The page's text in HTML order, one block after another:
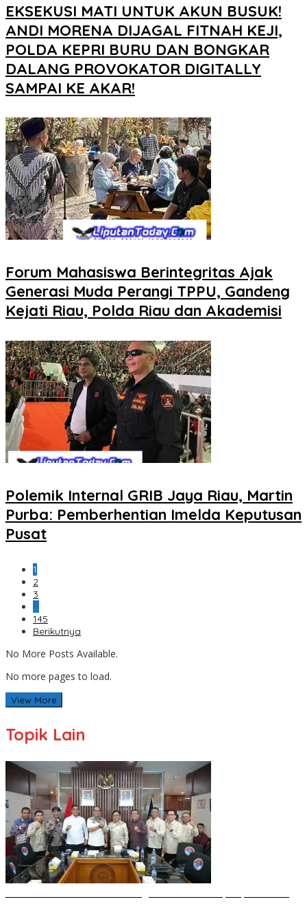
EKSEKUSI MATI UNTUK AKUN BUSUK!
ANDI MORENA DIJAGAL FITNAH KEJI,
POLDA KEPRI BURU DAN BONGKAR
DALANG PROVOKATOR DIGITALLY
SAMPAI KE AKAR!
Forum Mahasiswa Berintegritas Ajak
Generasi Muda Perangi TPPU, Gandeng
Kejati Riau, Polda Riau dan Akademisi
Polemik Internal GRIB Jaya Riau, Martin
Purba: Pemberhentian Imelda Keputusan
Pusat
1
2
3
…
145
Berikutnya
No More Posts Available.
No more pages to load.
View More
Topik Lain